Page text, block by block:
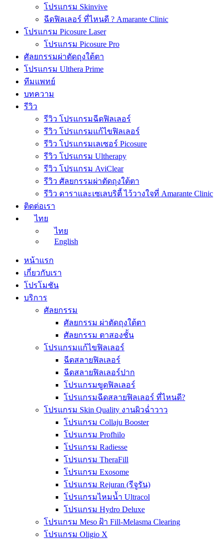
โปรแกรม Skinvive
ฉีดฟิลเลอร์ ที่ไหนดี ? Amarante Clinic
โปรแกรม Picosure Laser
โปรแกรม Picosure Pro
ศัลยกรรมผ่าตัดถุงใต้ตา
โปรแกรม Ulthera Prime
ทีมแพทย์
บทความ
รีวิว
รีวิว โปรแกรมฉีดฟิลเลอร์
รีวิว โปรแกรมแก้ไขฟิลเลอร์
รีวิว โปรแกรมเลเซอร์ Picosure
รีวิว โปรแกรม Ultherapy
รีวิว โปรแกรม AviClear
รีวิว ศัลยกรรมผ่าตัดถุงใต้ตา
รีวิว ดาราและเซเลบริตี้ ไว้วางใจที่ Amarante Clinic
ติดต่อเรา
ไทย
ไทย
English
หน้าแรก
เกี่ยวกับเรา
โปรโมชัน
บริการ
ศัลยกรรม
ศัลยกรรม ผ่าตัดถุงใต้ตา
ศัลยกรรม ตาสองชั้น
โปรแกรมแก้ไขฟิลเลอร์
ฉีดสลายฟิลเลอร์
ฉีดสลายฟิลเลอร์ปาก
โปรแกรมขูดฟิลเลอร์
โปรแกรมฉีดสลายฟิลเลอร์ ที่ไหนดี?
โปรแกรม Skin Quality งานผิวฉ่ำวาว
โปรแกรม Collaju Booster
โปรแกรม Profhilo
โปรแกรม Radiesse
โปรแกรม TheraFill
โปรแกรม Exosome
โปรแกรม Rejuran (รีจูรัน)
โปรแกรมไหมน้ำ Ultracol
โปรแกรม Hydro Deluxe
โปรแกรม Meso ฝ้า Fill-Melasma Clearing
โปรแกรม Oligio X